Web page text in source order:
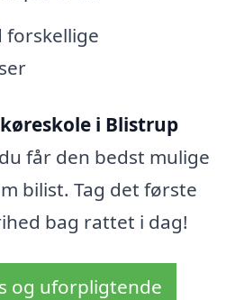
forskellige
køreskole i Blistrup
får den bedst mulige
bilist. Tag det første
bag rattet i dag!
og uforpligtende